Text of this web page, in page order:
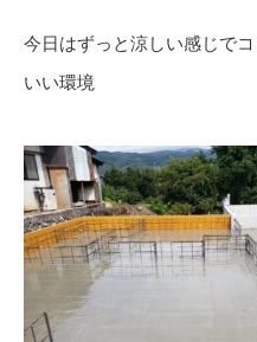
今日はずっと涼しい感じで
いい環境